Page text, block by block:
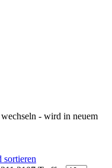
- wird in neuem
sortieren